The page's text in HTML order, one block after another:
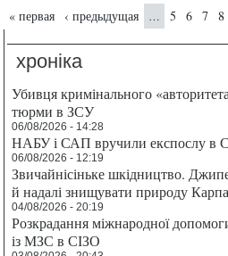
Страницы
« первая ‹ предыдущая … 5 6 7 8
хроніка
Убивця кримінального
тюрми в ЗСУ
06/08/2026 - 14:28
НАБУ і САП вручили експослу в
06/08/2026 - 12:19
Звичайнісіньке шкідництво.
й надалі знищувати природу
04/08/2026 - 20:19
Розкрадання міжнародної
із МЗС в СІЗО